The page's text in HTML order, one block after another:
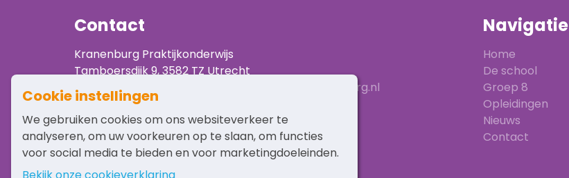
Cookie instellingen
We gebruiken cookies om ons websiteverkeer te
analyseren, om uw voorkeuren op te slaan, om functies
voor social media te bieden en voor marketingdoeleinden.
Contact
Kranenburg Praktijkonderwijs
Tamboersdijk 9, 3582 TZ Utrecht
Bel
030-2512492 info@pro-kranenburg.nl
Navigatie
Home
De school
Groep 8
Opleidingen
Nieuws
Contact